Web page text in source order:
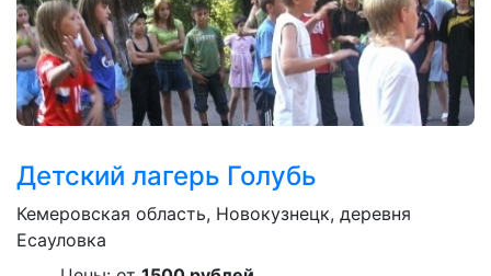
Детский лагерь Голубь
Кемеровская область, Новокузнецк, деревня
Есауловка